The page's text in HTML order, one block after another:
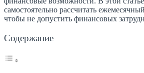
самостоятельно рассчитать
чтобы не допустить финансовых
Содержание